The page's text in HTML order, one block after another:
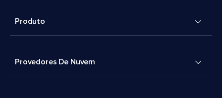
Produto
Provedores De Nuvem